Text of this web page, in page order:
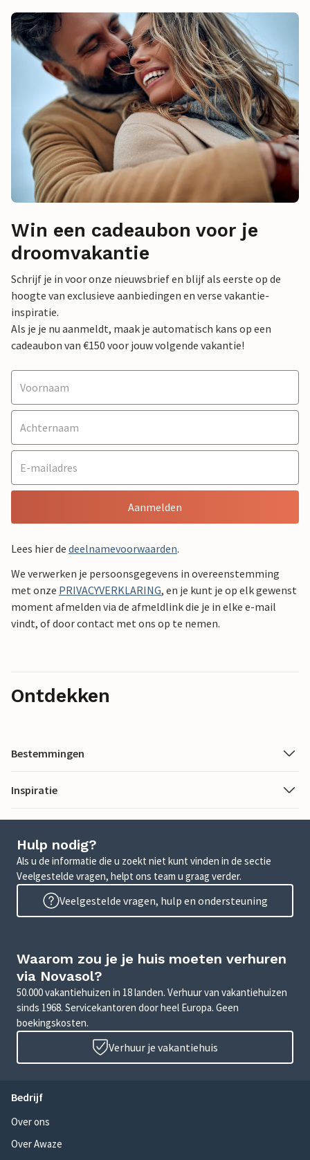
Win een cadeaubon voor je
droomvakantie
Schrijf je in voor onze nieuwsbrief en blijf als eerste op de
hoogte van exclusieve aanbiedingen en verse vakantie-
inspiratie.
Als je je nu aanmeldt, maak je automatisch kans op een
cadeaubon van €150 voor jouw volgende vakantie!
Aanmelden
Lees hier de deelnamevoorwaarden.
We verwerken je persoonsgegevens in overeenstemming
met onze PRIVACYVERKLARING, en je kunt je op elk gewenst
moment afmelden via de afmeldlink die je in elke e-mail
vindt, of door contact met ons op te nemen.
Ontdekken
Bestemmingen
Inspiratie
Hulp nodig?
Als u de informatie die u zoekt niet kunt vinden in de sectie
Veelgestelde vragen, helpt ons team u graag verder.
Veelgestelde vragen, hulp en ondersteuning
Waarom zou je je huis moeten verhuren
via Novasol?
50.000 vakantiehuizen in 18 landen. Verhuur van vakantiehuizen
sinds 1968. Servicekantoren door heel Europa. Geen
boekingskosten.
Verhuur je vakantiehuis
Bedrijf
Over ons
Over Awaze